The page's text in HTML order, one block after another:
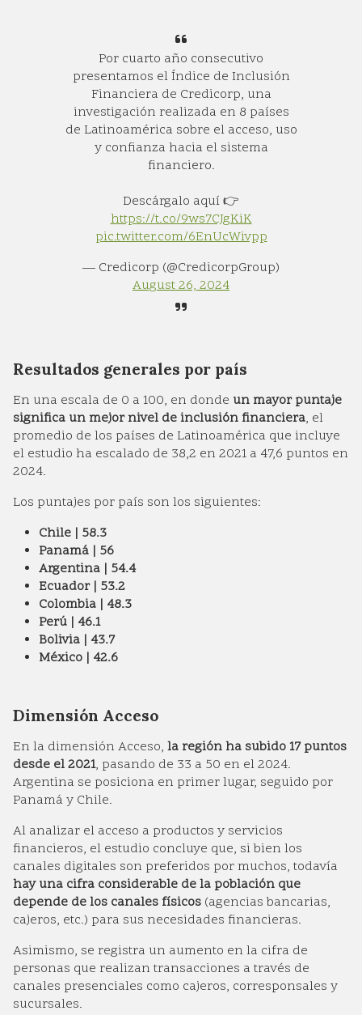
Por cuarto año consecutivo
presentamos el Índice de Inclusión
Financiera de Credicorp, una
investigación realizada en 8 países
de Latinoamérica sobre el acceso, uso
y confianza hacia el sistema
financiero.
Descárgalo aquí 👉
https://t.co/9ws7CJgKiK
pic.twitter.com/6EnUcWivpp
— Credicorp (@CredicorpGroup)
August 26, 2024
Resultados generales por país
En una escala de 0 a 100, en donde un mayor puntaje
significa un mejor nivel de inclusión financiera, el
promedio de los países de Latinoamérica que incluye
el estudio ha escalado de 38,2 en 2021 a 47,6 puntos en
2024.
Los puntajes por país son los siguientes:
Chile | 58.3
Panamá | 56
Argentina | 54.4
Ecuador | 53.2
Colombia | 48.3
Perú | 46.1
Bolivia | 43.7
México | 42.6
Dimensión Acceso
En la dimensión Acceso, la región ha subido 17 puntos
desde el 2021, pasando de 33 a 50 en el 2024.
Argentina se posiciona en primer lugar, seguido por
Panamá y Chile.
Al analizar el acceso a productos y servicios
financieros, el estudio concluye que, si bien los
canales digitales son preferidos por muchos, todavía
hay una cifra considerable de la población que
depende de los canales físicos (agencias bancarias,
cajeros, etc.) para sus necesidades financieras.
Asimismo, se registra un aumento en la cifra de
personas que realizan transacciones a través de
canales presenciales como cajeros, corresponsales y
sucursales.